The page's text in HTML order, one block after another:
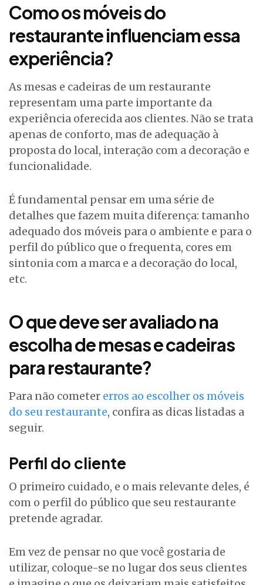
Como os móveis do
restaurante influenciam essa
experiência?
As mesas e cadeiras de um restaurante
representam uma parte importante da
experiência oferecida aos clientes. Não se trata
apenas de conforto, mas de adequação à
proposta do local, interação com a decoração e
funcionalidade.
É fundamental pensar em uma série de
detalhes que fazem muita diferença: tamanho
adequado dos móveis para o ambiente e para o
perfil do público que o frequenta, cores em
sintonia com a marca e a decoração do local,
etc.
O que deve ser avaliado na
escolha de mesas e cadeiras
para restaurante?
Para não cometer erros ao escolher os móveis
do seu restaurante, confira as dicas listadas a
seguir.
Perfil do cliente
O primeiro cuidado, e o mais relevante deles, é
com o perfil do público que seu restaurante
pretende agradar.
Em vez de pensar no que você gostaria de
utilizar, coloque-se no lugar dos seus clientes